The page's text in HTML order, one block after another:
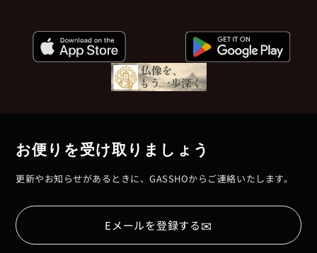
お便りを受け取りましょう
更新やお知らせがあるときに、GASSHOからご連絡いたします。
Eメールを登録する✉